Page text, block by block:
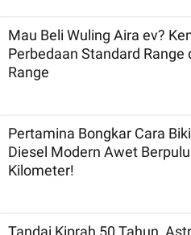
Mau Beli Wuling Aira ev?
Perbedaan Standard Range
Range
Pertamina Bongkar Cara
Diesel Modern Awet
Kilometer!
Tandai Kiprah 50 Tahun,